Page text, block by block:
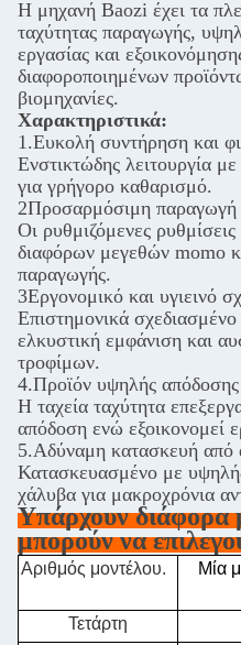
Η μηχανή Baozi έχει τα
ταχύτητας παραγωγής,
εργασίας και
διαφοροποιημένων
βιομηχανίες.
Χαρακτηριστικά:
1.Ευκολή συντήρηση και
Ενστικτώδης λειτουργία
για γρήγορο καθαρισμό.
2Προσαρμόσιμη
Οι ρυθμιζόμενες
διαφόρων μεγεθών momo
παραγωγής.
3Εργονομικό και υγιεινό
Επιστημονικά
ελκυστική εμφάνιση και
τροφίμων.
4.Προϊόν υψηλής απόδοσης
Η ταχεία ταχύτητα
απόδοση ενώ εξοικονομεί
5.Αδύναμη κατασκευή από
Κατασκευασμένο με
χάλυβα για μακροχρόνια
Υπάρχουν διάφορα
μπορούν να
Αριθμός μοντέλου.
Μία
Τετάρτη